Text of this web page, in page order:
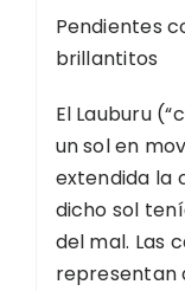
Pendientes
brillantitos
El Lauburu
un sol en
extendida la
dicho sol
del mal. Las
representan